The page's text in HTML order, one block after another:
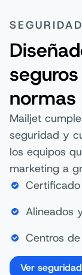
normas
Mailjet
seguridad y
los equipos
marketing a
Alineados
Centros
Ver